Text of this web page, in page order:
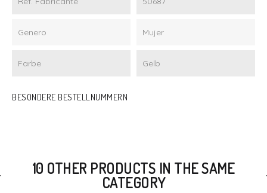
Genero Mujer
Farbe Gelb
BESONDERE BESTELLNUMMERN
10 OTHER PRODUCTS IN THE SAME
CATEGORY